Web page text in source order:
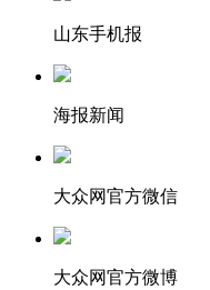
山东手机报
海报新闻
大众网官方微信
大众网官方微博